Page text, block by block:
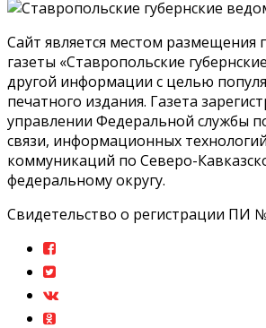
Сайт является местом размещения
газеты «Ставропольские
другой информации с целью
печатного издания. Газета
управлении Федеральной службы
связи, информационных
коммуникаций по Северо-
федеральному округу.
Свидетельство о регистрации ПИ